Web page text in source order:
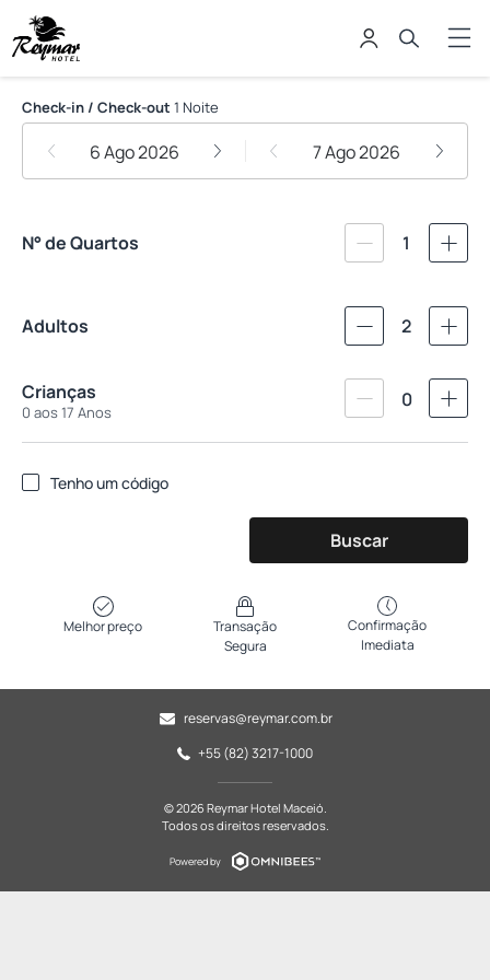
Reymar Hotel Maceió
Check-in / Check-out 1 Noite
6 Ago 2026 7 Ago 2026
N° de Quartos 1
Adultos 2
Crianças
0 aos 17 Anos
0
Tenho um código
Buscar
Melhor preço
Transação
Segura
Confirmação
Imediata
reservas@reymar.com.br
+55 (82) 3217-1000
© 2026 Reymar Hotel Maceió.
Todos os direitos reservados.
Powered by